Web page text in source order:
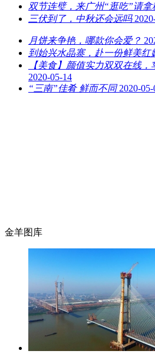
双节连璧，来广州“逛吃”请拿
三伏到了，中秋还会远吗
月饼来争艳，哪款你会爱？
到始兴水晶寨，赴一份鲜美红
【美食】颜值实力双双在线
2020-05-14
“三南”佳肴 鲜而不同 2020-05-
金羊图库